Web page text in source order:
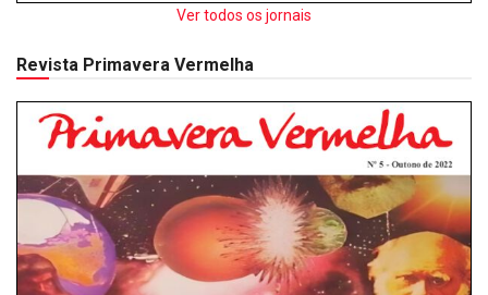
Ver todos os jornais
Revista Primavera Vermelha